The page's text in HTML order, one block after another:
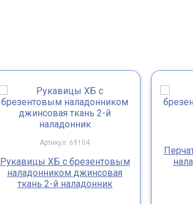
Артикул: 69104
Рукавицы ХБ с брезентовым
наладонником джинсовая
ткань 2-й наладонник